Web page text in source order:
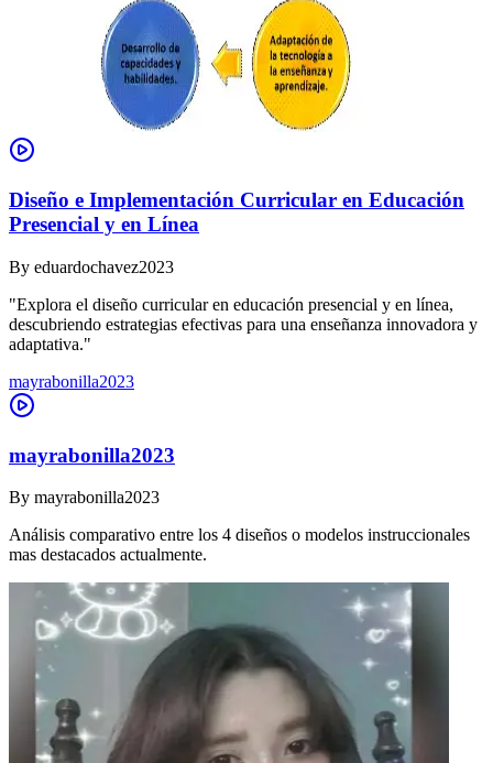
Diseño e Implementación Curricular en Educación
Presencial y en Línea
By eduardochavez2023
"Explora el diseño curricular en educación presencial y en línea,
descubriendo estrategias efectivas para una enseñanza innovadora y
adaptativa."
mayrabonilla2023
mayrabonilla2023
By mayrabonilla2023
Análisis comparativo entre los 4 diseños o modelos instruccionales
mas destacados actualmente.